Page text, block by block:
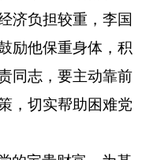
济负担较重，李国
励他保重身体，积
同志，要主动靠前
，切实帮助困难党